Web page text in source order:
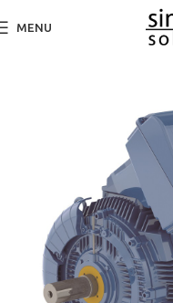
MENU
Дома Electric Motors WEG